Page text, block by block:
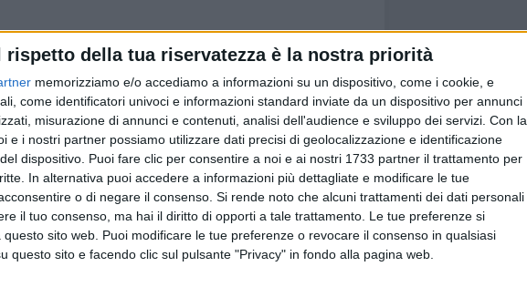
rispetto della tua riservatezza è la nostra priorità
memorizziamo e/o accediamo a informazioni su un dispositivo, come i cookie, e
come identificatori univoci e informazioni standard inviate da un dispositivo per annunci
misurazione di annunci e contenuti, analisi dell'audience e sviluppo dei servizi. Con la
e i nostri partner possiamo utilizzare dati precisi di geolocalizzazione e identificazione
dispositivo. Puoi fare clic per consentire a noi e ai nostri 1733 partner il trattamento per
In alternativa puoi accedere a informazioni più dettagliate e modificare le tue
o di negare il consenso. Si rende noto che alcuni trattamenti dei dati personali
il tuo consenso, ma hai il diritto di opporti a tale trattamento. Le tue preferenze si
sito web. Puoi modificare le tue preferenze o revocare il consenso in qualsiasi
questo sito e facendo clic sul pulsante "Privacy" in fondo alla pagina web.
saranno evase le pratiche dei primi 36 utenti che
un servizio efficiente e tempi di attesa
di prenotare l'appuntamento per il rilascio della carta
del ministero dell'interno. Per il rilascio della
carta d'identità cartacea, una fotografia recente, il
può essere effettuato esclusivamente tramite